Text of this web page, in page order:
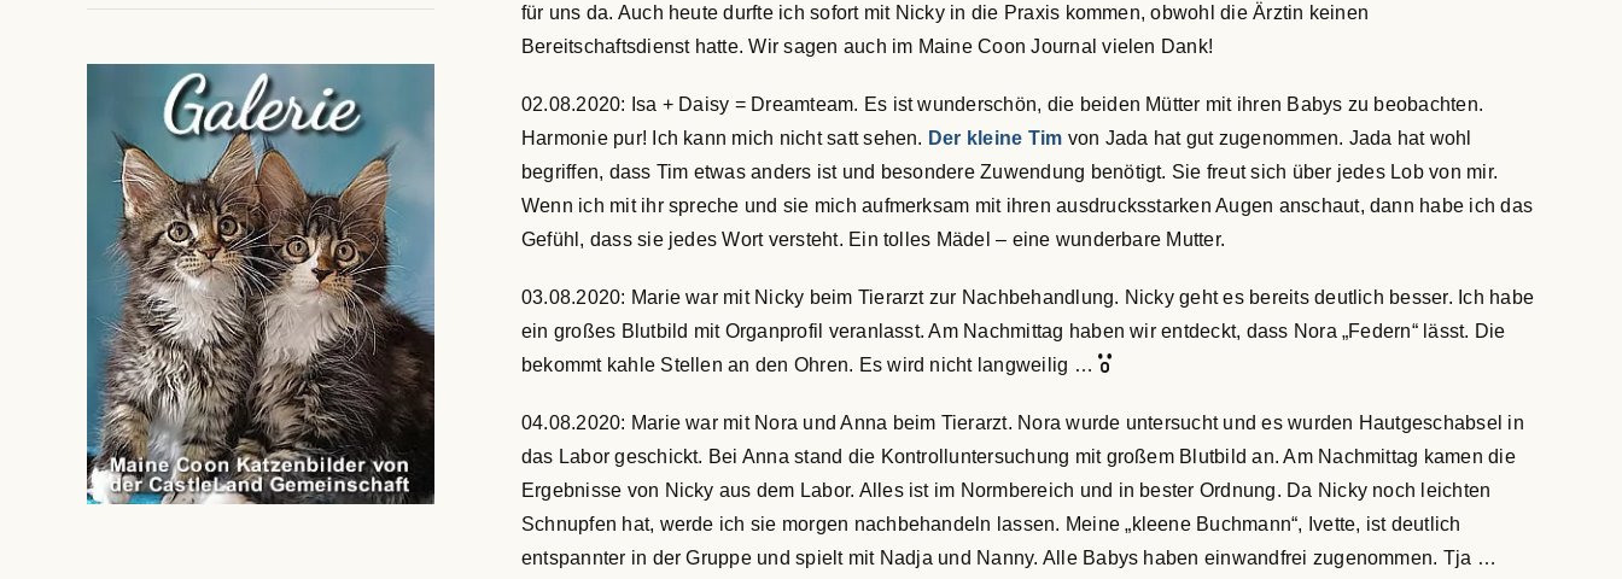
für uns da. Auch heute durfte ich sofort mit Nicky in die Praxis kommen, obwohl die Ärztin keinen
Bereitschaftsdienst hatte. Wir sagen auch im Maine Coon Journal vielen Dank!
02.08.2020: Isa + Daisy = Dreamteam. Es ist wunderschön, die beiden Mütter mit ihren Babys zu beobachten.
Harmonie pur! Ich kann mich nicht satt sehen. Der kleine Tim von Jada hat gut zugenommen. Jada hat wohl
begriffen, dass Tim etwas anders ist und besondere Zuwendung benötigt. Sie freut sich über jedes Lob von mir.
Wenn ich mit ihr spreche und sie mich aufmerksam mit ihren ausdrucksstarken Augen anschaut, dann habe ich das
Gefühl, dass sie jedes Wort versteht. Ein tolles Mädel – eine wunderbare Mutter.
03.08.2020: Marie war mit Nicky beim Tierarzt zur Nachbehandlung. Nicky geht es bereits deutlich besser. Ich habe
ein großes Blutbild mit Organprofil veranlasst. Am Nachmittag haben wir entdeckt, dass Nora „Federn“ lässt. Die
bekommt kahle Stellen an den Ohren. Es wird nicht langweilig …
04.08.2020: Marie war mit Nora und Anna beim Tierarzt. Nora wurde untersucht und es wurden Hautgeschabsel in
das Labor geschickt. Bei Anna stand die Kontrolluntersuchung mit großem Blutbild an. Am Nachmittag kamen die
Ergebnisse von Nicky aus dem Labor. Alles ist im Normbereich und in bester Ordnung. Da Nicky noch leichten
Schnupfen hat, werde ich sie morgen nachbehandeln lassen. Meine „kleene Buchmann“, Ivette, ist deutlich
entspannter in der Gruppe und spielt mit Nadja und Nanny. Alle Babys haben einwandfrei zugenommen. Tja …